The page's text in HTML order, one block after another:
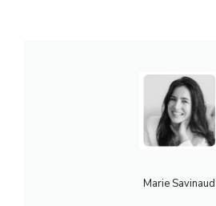
Marie Savinaud